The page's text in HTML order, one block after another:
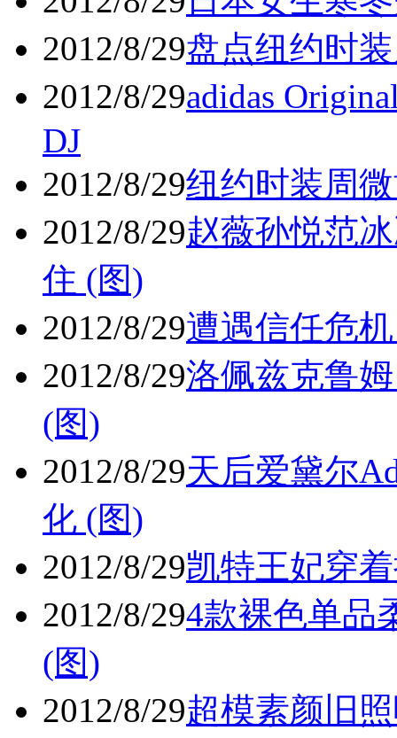
2012/8/29盘点纽约时
2012/8/29adidas
DJ
2012/8/29纽约时装周
2012/8/29赵薇孙悦范
住 (图)
2012/8/29遭遇信任危
2012/8/29洛佩兹克鲁
(图)
2012/8/29天后爱黛尔
化 (图)
2012/8/29凯特王妃穿
2012/8/294款裸色单品
(图)
2012/8/29超模素颜旧